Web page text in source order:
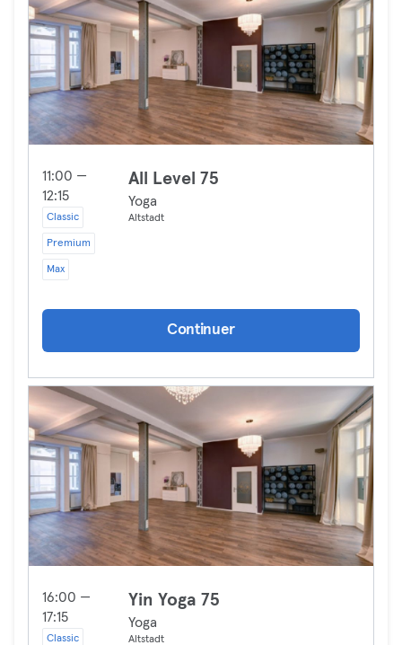
11:00 —
12:15
Classic
Premium
Max
All Level 75
Yoga
Altstadt
Continuer
16:00 —
17:15
Classic
Yin Yoga 75
Yoga
Altstadt